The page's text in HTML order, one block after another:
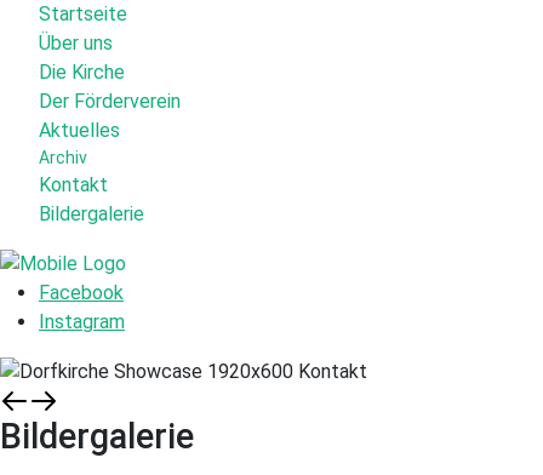
Startseite
Über uns
Die Kirche
Der Förderverein
Aktuelles
Archiv
Kontakt
Bildergalerie
Facebook
Instagram
Bildergalerie